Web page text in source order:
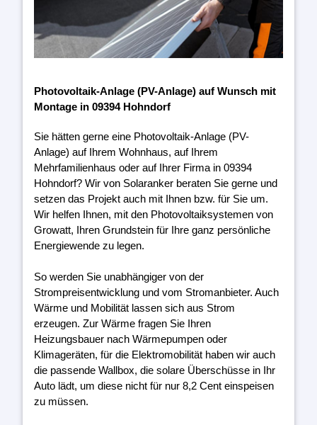
Photovoltaik-Anlage (PV-Anlage) auf Wunsch mit
Montage in 09394 Hohndorf
Sie hätten gerne eine Photovoltaik-Anlage (PV-
Anlage) auf Ihrem Wohnhaus, auf Ihrem
Mehrfamilienhaus oder auf Ihrer Firma in 09394
Hohndorf? Wir von Solaranker beraten Sie gerne und
setzen das Projekt auch mit Ihnen bzw. für Sie um.
Wir helfen Ihnen, mit den Photovoltaiksystemen von
Growatt, Ihren Grundstein für Ihre ganz persönliche
Energiewende zu legen.
So werden Sie unabhängiger von der
Strompreisentwicklung und vom Stromanbieter. Auch
Wärme und Mobilität lassen sich aus Strom
erzeugen. Zur Wärme fragen Sie Ihren
Heizungsbauer nach Wärmepumpen oder
Klimageräten, für die Elektromobilität haben wir auch
die passende Wallbox, die solare Überschüsse in Ihr
Auto lädt, um diese nicht für nur 8,2 Cent einspeisen
zu müssen.